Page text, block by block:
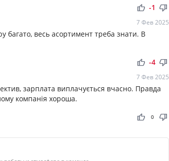
thumb_up thumb_down
-1
7 Фев 2025
багато, весь асортимент треба знати. В
thumb_up thumb_down
-4
7 Фев 2025
зарплата виплачується вчасно. Правда
компанія хороша.
thumb_up thumb_down
0